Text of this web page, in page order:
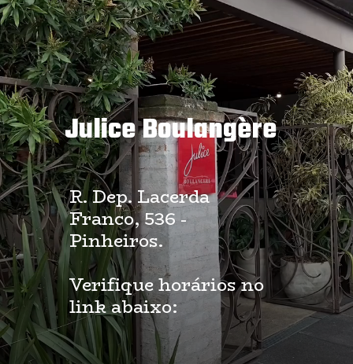
Julice Boulangère
R. Dep. Lacerda
Franco, 536 -
Pinheiros.
Verifique horários no
link abaixo: